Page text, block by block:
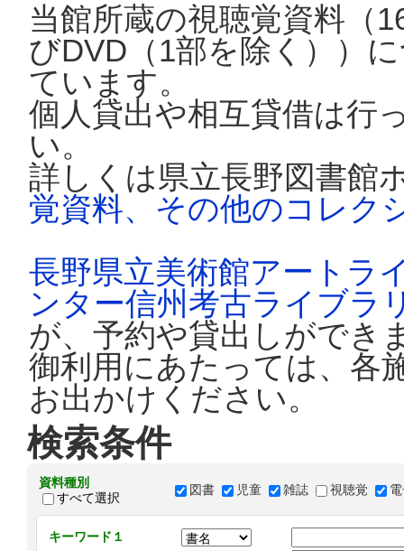
当館所蔵の視聴覚資料（
びDVD（1部を除く））
ています。
個人貸出や相互貸借は行
い。
詳しくは県立長野図書館
覚資料、その他のコレク
長野県立美術館アートラ
ンター信州考古ライブラ
が、予約や貸出しができ
御利用にあたっては、各
お出かけください。
検索条件
資料種別
すべて選択
図書 児童 雑誌 視聴覚
キーワード１